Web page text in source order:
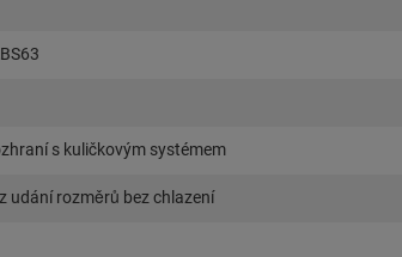
s kuličkovým systémem
udání rozměrů bez chlazení